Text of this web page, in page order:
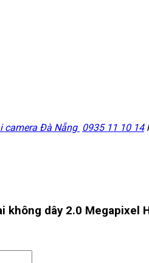
camera Đà Nẵng 0935 11 10 14
dây 2.0 Megapixel